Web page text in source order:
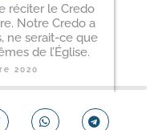
réciter le Credo
Notre Credo a
ne serait-ce que
de l’Église.
2020